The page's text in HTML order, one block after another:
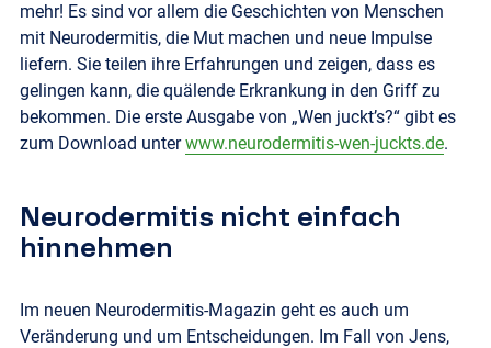
mehr! Es sind vor allem die Geschichten von Menschen
mit Neurodermitis, die Mut machen und neue Impulse
liefern. Sie teilen ihre Erfahrungen und zeigen, dass es
gelingen kann, die quälende Erkrankung in den Griff zu
bekommen. Die erste Ausgabe von „Wen juckt’s?“ gibt es
zum Download unterwww.neurodermitis-wen-juckts.de.
Neurodermitis nicht einfach
hinnehmen
Im neuen Neurodermitis-Magazin geht es auch um
Veränderung und um Entscheidungen. Im Fall von Jens,